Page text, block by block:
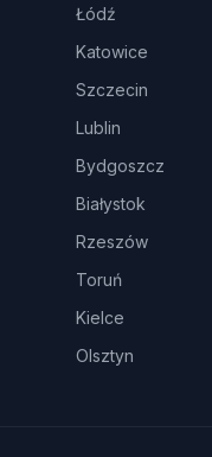
Łódź
Katowice
Szczecin
Lublin
Bydgoszcz
Białystok
Rzeszów
Toruń
Kielce
Olsztyn